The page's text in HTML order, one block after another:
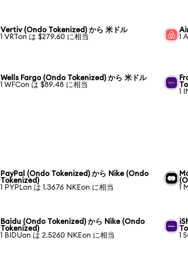
Vertiv (Ondo Tokenized) から 米ドル
1 VRTon は $279.60 に相当
1
Wells Fargo (Ondo Tokenized) から 米ドル
1 WFCon は $89.48 に相当
1
PayPal (Ondo Tokenized) から Nike (Ondo
Tokenized)
1 PYPLon は 1.3676 NKEon に相当
1
Baidu (Ondo Tokenized) から Nike (Ondo
Tokenized)
1 BIDUon は 2.5260 NKEon に相当
1